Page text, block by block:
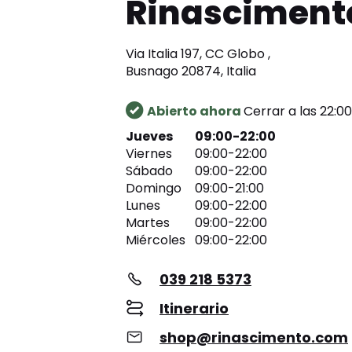
Via Italia 197, CC Globo ,
Busnago 20874, Italia
Abierto ahoraCerrar a las 22:00
Jueves
09:00-22:00
Viernes
09:00-22:00
Sábado
09:00-22:00
Domingo
09:00-21:00
Lunes
09:00-22:00
Martes
09:00-22:00
Miércoles 09:00-22:00
039 218 5373
Itinerario
shop@rinascimento.com